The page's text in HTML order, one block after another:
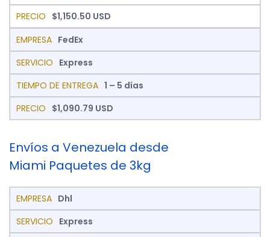
$1,150.50 USD
FedEx
Express
1 – 5 días
$1,090.79 USD
Envíos a Venezuela desde
Miami Paquetes de 3kg
Dhl
Express